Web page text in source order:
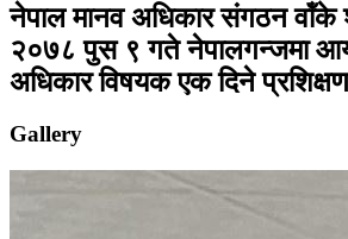
नेपाल मानव अधिकार संगठन वॉंके
२०७८ पुस ९ गते नेपालगन्जमा
अधिकार विषयक एक दिने
Gallery